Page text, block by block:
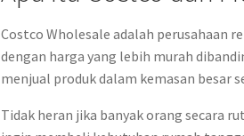
Costco Wholesale adalah perusahaan
dengan harga yang lebih murah
menjual produk dalam kemasan besar
Tidak heran jika banyak orang secara